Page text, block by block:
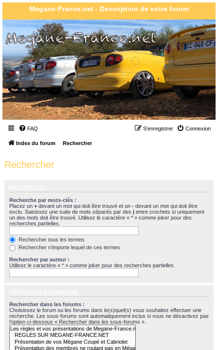
Megane-France.net - Description de votre forum
FAQ Connexion
S’enregistrer
Index du forum Rechercher
Rechercher
Recherche par mots-clés :
Placez un + devant un mot qui doit être trouvé et un - devant un mot qui doit être
exclu. Saisissez une suite de mots séparés par des | entre crochets si uniquement
un des mots doit être trouvé. Utilisez le caractère « * » comme joker pour des
recherches partielles.
Rechercher tous les termes
Rechercher n’importe lequel de ces termes
Rechercher par auteur :
Utilisez le caractère « * » comme joker pour des recherches partielles.
Rechercher dans les forums :
Choisissez le forum ou les forums dans le(s)quel(s) vous souhaitez effectuer une
recherche. Les sous-forums sont automatiquement inclus si vous ne désactivez pas
l’option ci-dessous « Rechercher dans les sous-forums ».